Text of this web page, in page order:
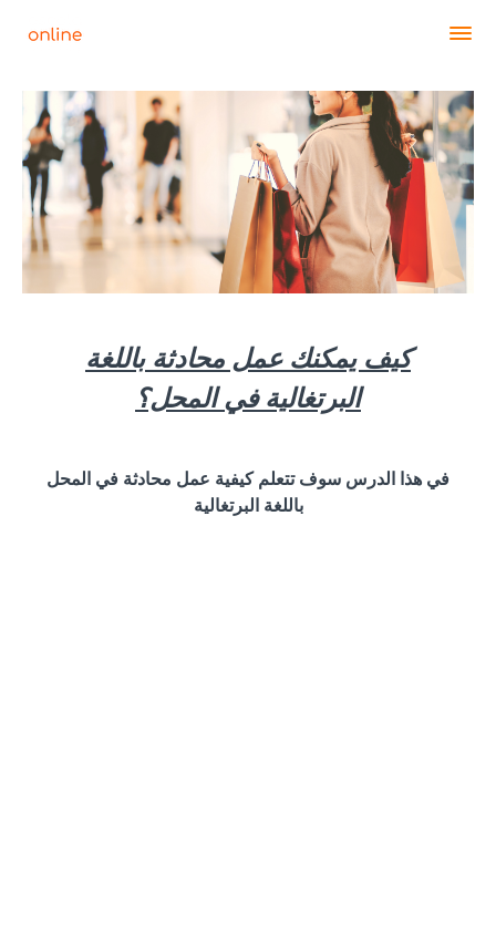
كيف يمكنك عمل محادثة باللغة
البرتغالية في المحل؟
في هذا الدرس سوف تتعلم كيفية عمل محادثة في المحل
باللغة البرتغالية